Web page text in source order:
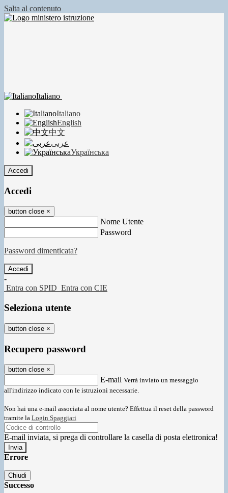
Salta al contenuto
Italiano
Italiano
English
中文
عربى
Українська
Accedi
Accedi
button close ×
Nome Utente
Password
Password dimenticata?
-
Entra con SPID Entra con CIE
Seleziona utente
button close ×
Recupero password
button close ×
E-mail Verrà inviato un messaggio
all'indirizzo indicato con le istruzioni necessarie.
Non hai una e-mail associata al nome utente? Effettua il reset della password
tramite la Login Spaggiari
E-mail inviata, si prega di controllare la casella di posta elettronica!
Errore
Chiudi
Successo